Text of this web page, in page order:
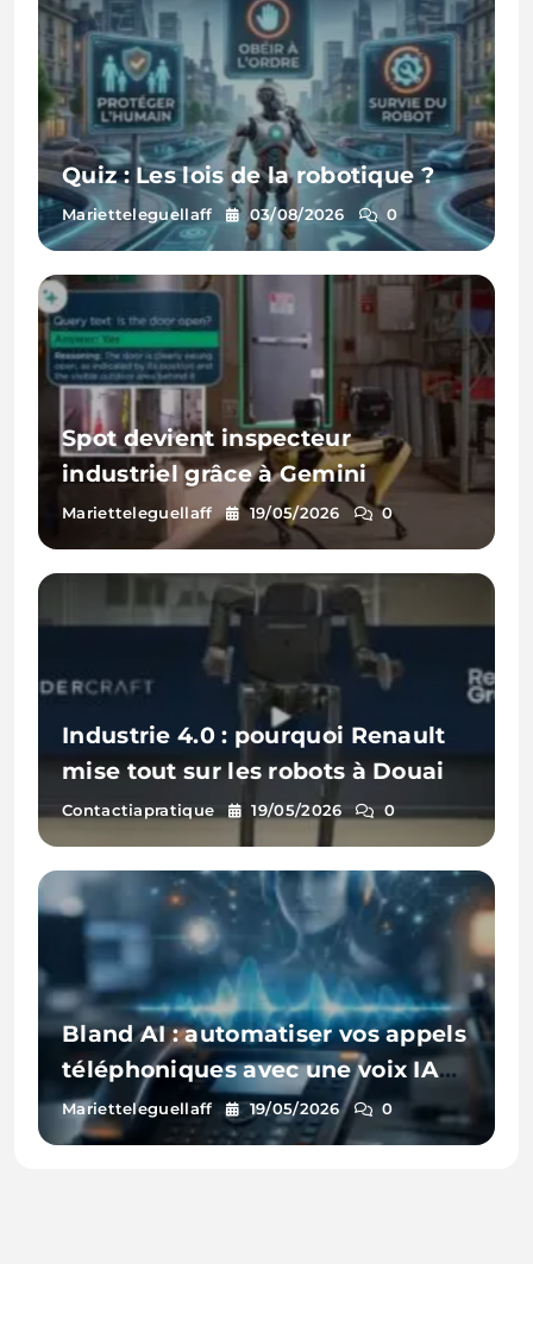
Quiz : Les lois de la robotique ?
Marietteleguellaff 03/08/2026 0
Spot devient inspecteur
industriel grâce à Gemini
Marietteleguellaff 19/05/2026 0
Industrie 4.0 : pourquoi Renault
mise tout sur les robots à Douai
Contactiapratique 19/05/2026 0
Bland AI : automatiser vos appels
téléphoniques avec une voix IA
(sans centre d’appel)
Marietteleguellaff 19/05/2026 0